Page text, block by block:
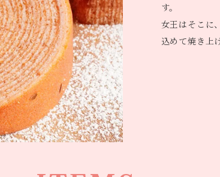
す。
女王はそこに
込めて焼き上